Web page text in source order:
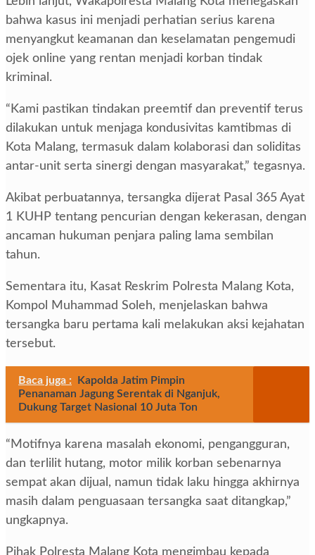
bahwa kasus ini menjadi perhatian serius karena
menyangkut keamanan dan keselamatan pengemudi
ojek online yang rentan menjadi korban tindak
kriminal.
“Kami pastikan tindakan preemtif dan preventif terus
dilakukan untuk menjaga kondusivitas kamtibmas di
Kota Malang, termasuk dalam kolaborasi dan soliditas
antar-unit serta sinergi dengan masyarakat,” tegasnya.
Akibat perbuatannya, tersangka dijerat Pasal 365 Ayat
1 KUHP tentang pencurian dengan kekerasan, dengan
ancaman hukuman penjara paling lama sembilan
tahun.
Sementara itu, Kasat Reskrim Polresta Malang Kota,
Kompol Muhammad Soleh, menjelaskan bahwa
tersangka baru pertama kali melakukan aksi kejahatan
tersebut.
Baca juga :
Kapolda Jatim Pimpin
Penanaman Jagung Serentak di Nganjuk,
Dukung Target Nasional 10 Juta Ton
“Motifnya karena masalah ekonomi, pengangguran,
dan terlilit hutang, motor milik korban sebenarnya
sempat akan dijual, namun tidak laku hingga akhirnya
masih dalam penguasaan tersangka saat ditangkap,”
ungkapnya.
Pihak Polresta Malang Kota mengimbau kepada